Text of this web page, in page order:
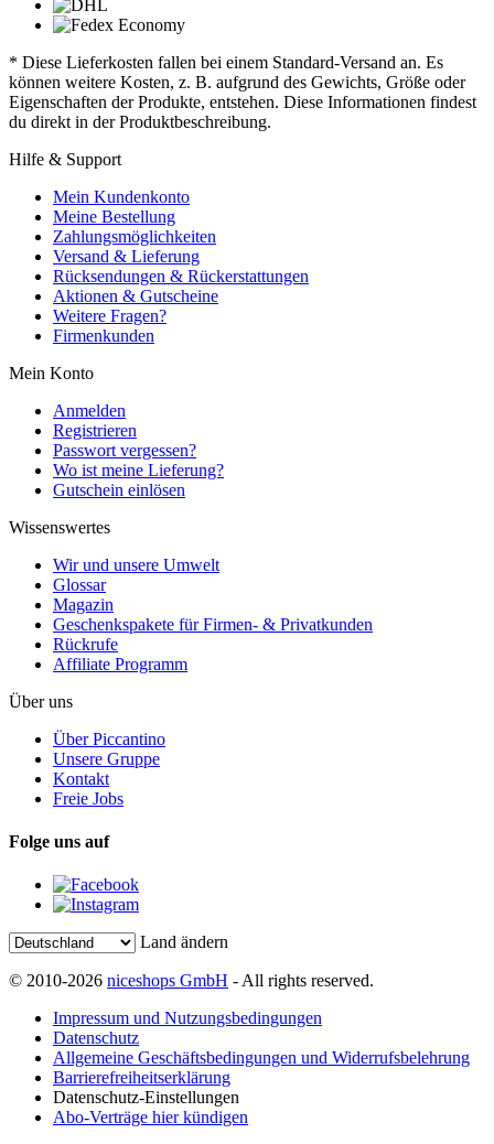
* Diese Lieferkosten fallen bei einem Standard-Versand an. Es
können weitere Kosten, z. B. aufgrund des Gewichts, Größe oder
Eigenschaften der Produkte, entstehen. Diese Informationen findest
du direkt in der Produktbeschreibung.
Hilfe & Support
Mein Kundenkonto
Meine Bestellung
Zahlungsmöglichkeiten
Versand & Lieferung
Rücksendungen & Rückerstattungen
Aktionen & Gutscheine
Weitere Fragen?
Firmenkunden
Mein Konto
Anmelden
Registrieren
Passwort vergessen?
Wo ist meine Lieferung?
Gutschein einlösen
Wissenswertes
Wir und unsere Umwelt
Glossar
Magazin
Geschenkspakete für Firmen- & Privatkunden
Rückrufe
Affiliate Programm
Über uns
Über Piccantino
Unsere Gruppe
Kontakt
Freie Jobs
Folge uns auf
Land ändern
© 2010-2026 niceshops GmbH - All rights reserved.
Impressum und Nutzungsbedingungen
Datenschutz
Allgemeine Geschäftsbedingungen und Widerrufsbelehrung
Barrierefreiheitserklärung
Datenschutz-Einstellungen
Abo-Verträge hier kündigen